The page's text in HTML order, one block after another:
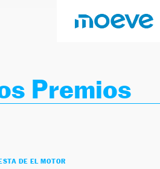
Premios
DE EL MOTOR